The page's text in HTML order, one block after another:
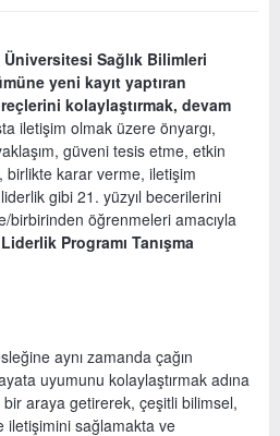
Sağlık Bilimleri
yeni kayıt yaptıran
kolaylaştırmak, devam
iletişim olmak üzere önyargı,
güveni tesis etme, etkin
karar verme, iletişim
gibi 21. yüzyıl becerilerini
birbirinden öğrenmeleri amacıyla
Programı Tanışma
aynı zamanda çağın
uyumunu kolaylaştırmak adına
bir araya getirerek, çeşitli bilimsel,
iletişimini sağlamakta ve